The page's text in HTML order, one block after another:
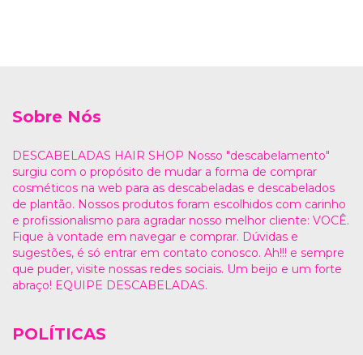
Sobre Nós
DESCABELADAS HAIR SHOP Nosso "descabelamento"
surgiu com o propósito de mudar a forma de comprar
cosméticos na web para as descabeladas e descabelados
de plantão. Nossos produtos foram escolhidos com carinho
e profissionalismo para agradar nosso melhor cliente: VOCÊ.
Fique à vontade em navegar e comprar. Dúvidas e
sugestões, é só entrar em contato conosco. Ah!!! e sempre
que puder, visite nossas redes sociais. Um beijo e um forte
abraço! EQUIPE DESCABELADAS.
POLÍTICAS